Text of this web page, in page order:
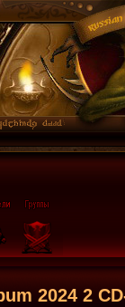
2024 2